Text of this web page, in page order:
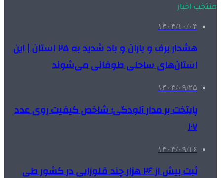
منتخب اخبار
۱۴۰۳/۱۰/۰۴
هشدار برف و باران و باد شدید به ۲۵ استان | این
استان‌های ساحلی طوفانی می‌شوند
۱۴۰۳/۰۹/۲۵
پایتخت بر مدار آلودگی؛ شاخص کیفیت روی عدد
۱۰۷
۱۴۰۳/۰۹/۱۶
ثبت بیش از ۲۶ هزار چند قلوزایی در کشور طی